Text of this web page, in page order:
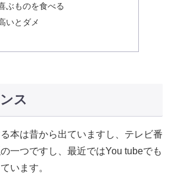
ぶものを食べる
いとダメ
ス
本は昔から出ていますし、テレビ番
の一つですし、最近ではYou tubeでも
います。